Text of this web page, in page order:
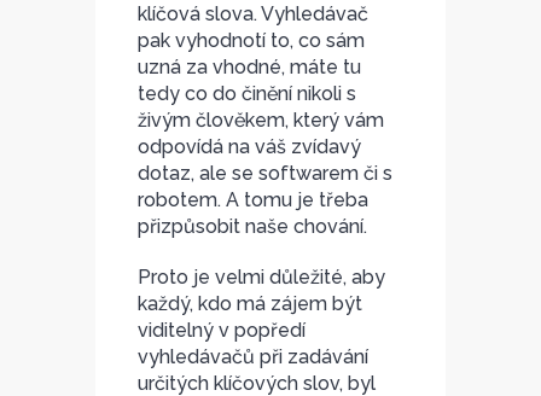
klíčová slova. Vyhledávač
pak vyhodnotí to, co sám
uzná za vhodné, máte tu
tedy co do činění nikoli s
živým člověkem, který vám
odpovídá na váš zvídavý
dotaz, ale se softwarem či s
robotem. A tomu je třeba
přizpůsobit naše chování.
Proto je velmi důležité, aby
každý, kdo má zájem být
viditelný v popředí
vyhledávačů při zadávání
určitých klíčových slov, byl